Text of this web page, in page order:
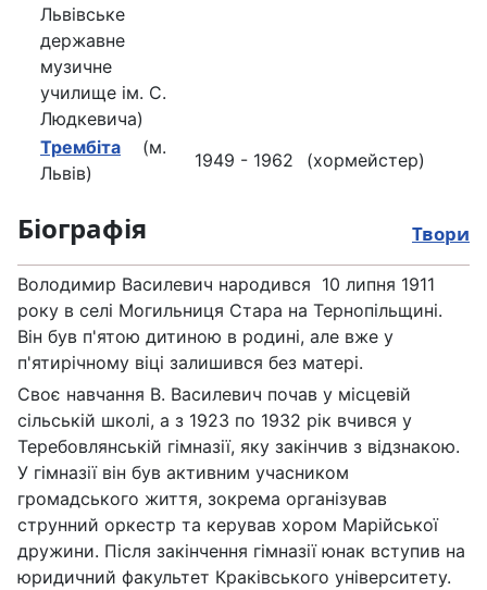
Львівське
державне
музичне
училище ім. С.
Людкевича)
Трембіта (м.
Львів)
1949 - 1962 (хормейстер)
Біографія Твори
Володимир Василевич народився 10 липня 1911
року в селі Могильниця Стара на Тернопільщині.
Він був п'ятою дитиною в родині, але вже у
п'ятирічному віці залишився без матері.
Своє навчання В. Василевич почав у місцевій
сільській школі, а з 1923 по 1932 рік вчився у
Теребовлянській гімназії, яку закінчив з відзнакою.
У гімназії він був активним учасником
громадського життя, зокрема організував
струнний оркестр та керував хором Марійської
дружини. Після закінчення гімназії юнак вступив на
юридичний факультет Краківського університету.